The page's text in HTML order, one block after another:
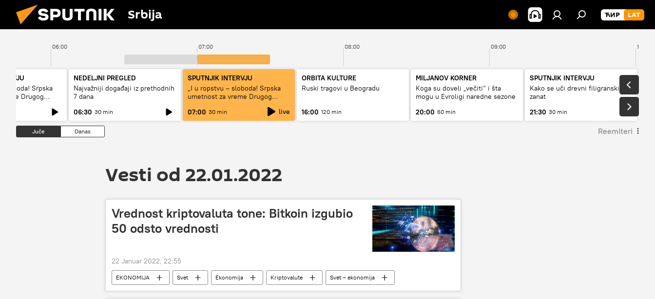
Srbija
06:00 07:00 08:00 09:00 10:00
sloboda! Srpska
Drugog
NEDELJNI PREGLED
Najvažniji događaji iz prethodnih
7 dana
06:30 30 min
SPUTNJIK INTERVJU
„I u ropstvu – sloboda! Srpska
umetnost za vreme Drugog
07:00 30 min live
ORBITA KULTURE
Ruski tragovi u Beogradu
16:00 120 min
MILJANOV KORNER
Koga su doveli „večiti“ i šta
mogu u Evroligi naredne sezone
20:00 60 min
SPUTNJIK INTERVJU
Kako se uči drevni filigranski
zanat
21:30 30 min
Juče Danas Reemiteri
Vesti od 22.01.2022
Vrednost kriptovaluta tone: Bitkoin izgubio
50 odsto vrednosti
22 Januar 2022, 22:55
EKONOMIJA Svet Ekonomija Kriptovalute Svet – ekonomija